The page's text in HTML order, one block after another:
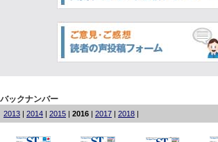
バックナンバー
2013 | 2014 | 2015 | 2016 | 2017 | 2018 |